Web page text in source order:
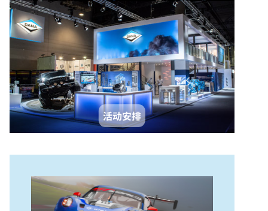
活动安排